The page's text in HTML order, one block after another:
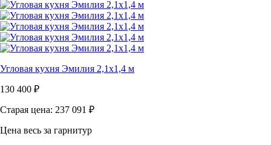
Угловая кухня Эмилия 2,1х1,4 м
130 400 ₽
Старая цена: 237 091 ₽
Цена весь за гарнитур